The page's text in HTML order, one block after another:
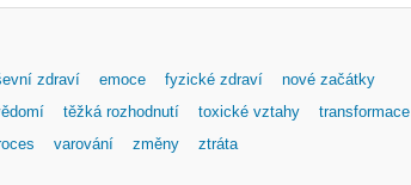
zdraví emoce fyzické zdraví
nové začátky
těžká rozhodnutí toxické vztahy
transformace
varování změny ztráta